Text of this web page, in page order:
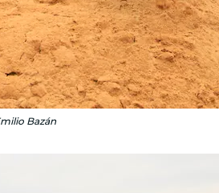
Bazán